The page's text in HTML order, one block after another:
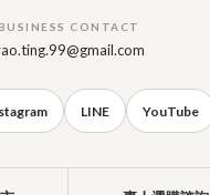
CONTACT
LINE YouTube